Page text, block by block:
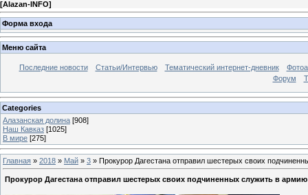
[Alazan-INFO]
Форма входа
Меню сайта
Последние новости Статьи/Интервью Тематический интернет-дневник
Форум
Categories
Алазанская долина [908]
Наш Кавказ [1025]
В мире [275]
Главная » 2018 » Май » 3 » Прокурор Дагестана отправил шестерых своих
Прокурор Дагестана отправил шестерых своих подчиненных служить в армию